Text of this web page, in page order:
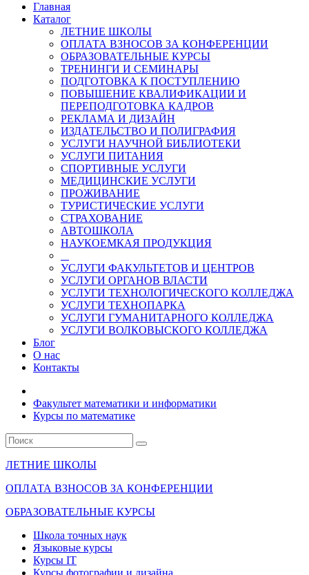
Главная
Каталог
ЛЕТНИЕ ШКОЛЫ
ОПЛАТА ВЗНОСОВ ЗА КОНФЕРЕНЦИИ
ОБРАЗОВАТЕЛЬНЫЕ КУРСЫ
ТРЕНИНГИ И СЕМИНАРЫ
ПОДГОТОВКА К ПОСТУПЛЕНИЮ
ПОВЫШЕНИЕ КВАЛИФИКАЦИИ И
ПЕРЕПОДГОТОВКА КАДРОВ
РЕКЛАМА И ДИЗАЙН
ИЗДАТЕЛЬСТВО И ПОЛИГРАФИЯ
УСЛУГИ НАУЧНОЙ БИБЛИОТЕКИ
УСЛУГИ ПИТАНИЯ
СПОРТИВНЫЕ УСЛУГИ
МЕДИЦИНСКИЕ УСЛУГИ
ПРОЖИВАНИЕ
ТУРИСТИЧЕСКИЕ УСЛУГИ
СТРАХОВАНИЕ
АВТОШКОЛА
НАУКОЕМКАЯ ПРОДУКЦИЯ
УСЛУГИ ФАКУЛЬТЕТОВ И ЦЕНТРОВ
УСЛУГИ ОРГАНОВ ВЛАСТИ
УСЛУГИ ТЕХНОЛОГИЧЕСКОГО КОЛЛЕДЖА
УСЛУГИ ТЕХНОПАРКА
УСЛУГИ ГУМАНИТАРНОГО КОЛЛЕДЖА
УСЛУГИ ВОЛКОВЫСКОГО КОЛЛЕДЖА
Блог
О нас
Контакты
Факультет математики и информатики
Курсы по математике
ЛЕТНИЕ ШКОЛЫ
ОПЛАТА ВЗНОСОВ ЗА КОНФЕРЕНЦИИ
ОБРАЗОВАТЕЛЬНЫЕ КУРСЫ
Школа точных наук
Языковые курсы
Курсы IT
Курсы фотографии и дизайна